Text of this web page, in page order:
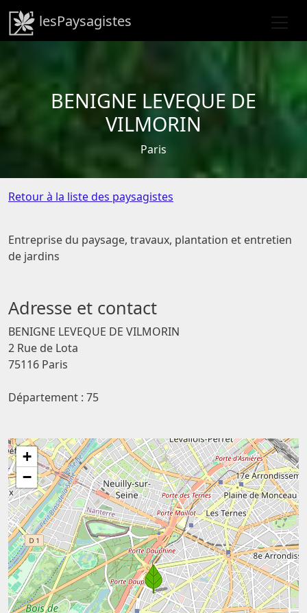
lesPaysagistes
BENIGNE LEVEQUE DE
VILMORIN
Paris
Retour à la liste des paysagistes
Entreprise du paysage, travaux, plantation et entretien
de jardins
Adresse et contact
BENIGNE LEVEQUE DE VILMORIN
2 Rue de Lota
75116 Paris
Département : 75
+
−